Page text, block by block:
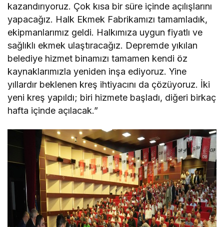
kazandırıyoruz. Çok kısa bir süre içinde açılışlarını
yapacağız. Halk Ekmek Fabrikamızı tamamladık,
ekipmanlarımız geldi. Halkımıza uygun fiyatlı ve
sağlıklı ekmek ulaştıracağız. Depremde yıkılan
belediye hizmet binamızı tamamen kendi öz
kaynaklarımızla yeniden inşa ediyoruz. Yine
yıllardır beklenen kreş ihtiyacını da çözüyoruz. İki
yeni kreş yapıldı; biri hizmete başladı, diğeri birkaç
hafta içinde açılacak.”